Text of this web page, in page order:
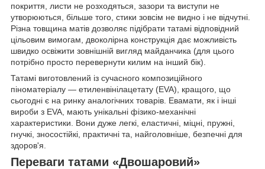
покриття, листи не розходяться, зазори та виступи не
утворюються, більше того, стики зовсім не видно і не відчутні.
Різна товщина матів дозволяє підібрати татамі відповідний
цільовим вимогам, двоколірна конструкція дає можливість
швидко освіжити зовнішній вигляд майданчика (для цього
потрібно просто перевернути килим на інший бік).
Татамі виготовлений із сучасного композиційного
піноматеріалу — етиленвінілацетату (EVA), кращого, що
сьогодні є на ринку аналогічних товарів. Евамати, як і інші
вироби з EVA, мають унікальні фізико-механічні
характеристики. Вони дуже легкі, еластичні, міцні, пружні,
гнучкі, зносостійкі, практичні та, найголовніше, безпечні для
здоров'я.
Переваги татами «Двошаровий»